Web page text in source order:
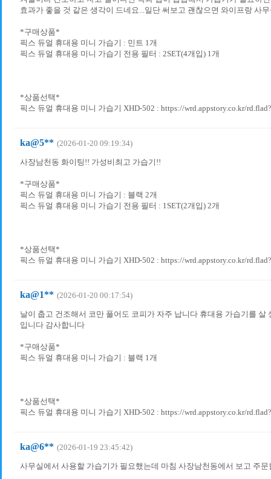
효과가 좋을 것 같은 생각이 드네요...일단 써보고 괜찮으면 와이프랑 사
*구매상품*
픽스 듀얼 휴대용 미니 가습기 : 민트 1개
픽스 듀얼 휴대용 미니 가습기 전용 필터 : 2SET(4개입) 1개
*상품선택*
픽스 듀얼 휴대용 미니 가습기 XHD-502 : https://wrd.appstory.co.kr/
ka@5** (2026-01-20 09:19:34)
사장남천동 화이팅!! 가성비최고 가습기!!
*구매상품*
픽스 듀얼 휴대용 미니 가습기 : 블랙 2개
픽스 듀얼 휴대용 미니 가습기 전용 필터 : 1SET(2개입) 2개
*상품선택*
픽스 듀얼 휴대용 미니 가습기 XHD-502 : https://wrd.appstory.co.kr/
ka@1** (2026-01-20 00:17:54)
날이 춥고 건조해서 코만 풀어도 코피가 자주 납니다 휴대용 가습기를
입니다 감사합니다
*구매상품*
픽스 듀얼 휴대용 미니 가습기 : 블랙 1개
*상품선택*
픽스 듀얼 휴대용 미니 가습기 XHD-502 : https://wrd.appstory.co.kr/
ka@6** (2026-01-19 23:45:42)
사무실에서 사용할 가습기가 필요했는데 마침 사장남천동에서 보고 주